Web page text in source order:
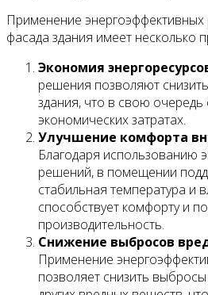
Применение
фасада здания имеет несколько
Экономия
решения позволяют
здания, что в свою очередь
экономических затратах.
Улучшение комфорта
Благодаря использованию
решений, в помещении
стабильная температура и
способствует комфорту и
производительность.
Снижение выбросов
Применение
позволяет снизить выбросы